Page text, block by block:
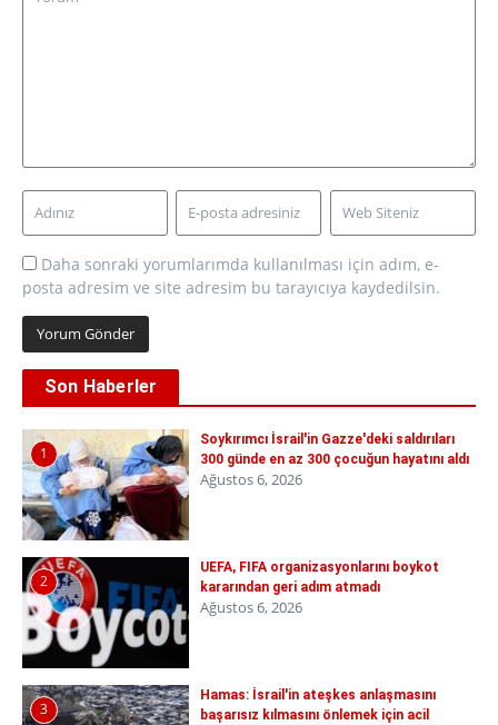
Daha sonraki yorumlarımda kullanılması için adım, e-
posta adresim ve site adresim bu tarayıcıya kaydedilsin.
Son Haberler
1
Soykırımcı İsrail'in Gazze'deki saldırıları
300 günde en az 300 çocuğun hayatını aldı
Ağustos 6, 2026
2
UEFA, FIFA organizasyonlarını boykot
kararından geri adım atmadı
Ağustos 6, 2026
3
Hamas: İsrail'in ateşkes anlaşmasını
başarısız kılmasını önlemek için acil